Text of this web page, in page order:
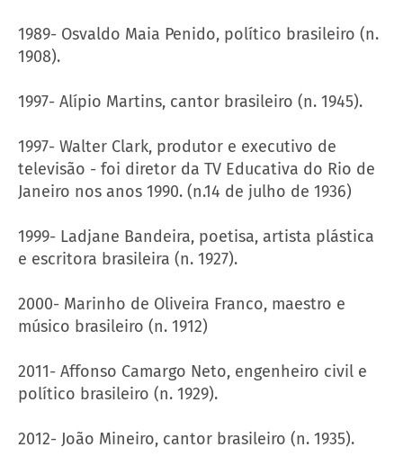
1989- Osvaldo Maia Penido, político brasileiro (n.
1908).
1997- Alípio Martins, cantor brasileiro (n. 1945).
1997- Walter Clark, produtor e executivo de
televisão - foi diretor da TV Educativa do Rio de
Janeiro nos anos 1990. (n.14 de julho de 1936)
1999- Ladjane Bandeira, poetisa, artista plástica
e escritora brasileira (n. 1927).
2000- Marinho de Oliveira Franco, maestro e
músico brasileiro (n. 1912)
2011- Affonso Camargo Neto, engenheiro civil e
político brasileiro (n. 1929).
2012- João Mineiro, cantor brasileiro (n. 1935).